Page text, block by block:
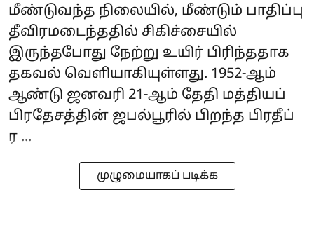
மீண்டுவந்த நிலையில், மீண்டும் பாதிப்பு
தீவிரமடைந்ததில் சிகிச்சையில்
இருந்தபோது நேற்று உயிர் பிரிந்ததாக
தகவல் வெளியாகியுள்ளது. 1952-ஆம்
ஆண்டு ஜனவரி 21-ஆம் தேதி மத்தியப்
பிரதேசத்தின் ஜபல்பூரில் பிறந்த பிரதீப்
ர ...
முழுமையாகப் படிக்க